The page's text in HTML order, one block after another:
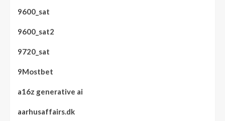
9600_sat
9600_sat2
9720_sat
9Mostbet
a16z generative ai
aarhusaffairs.dk